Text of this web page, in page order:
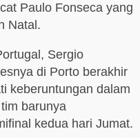
Paulo Fonseca yang
Natal.
Sergio
di Porto berakhir
keberuntungan dalam
barunya
kedua hari Jumat.